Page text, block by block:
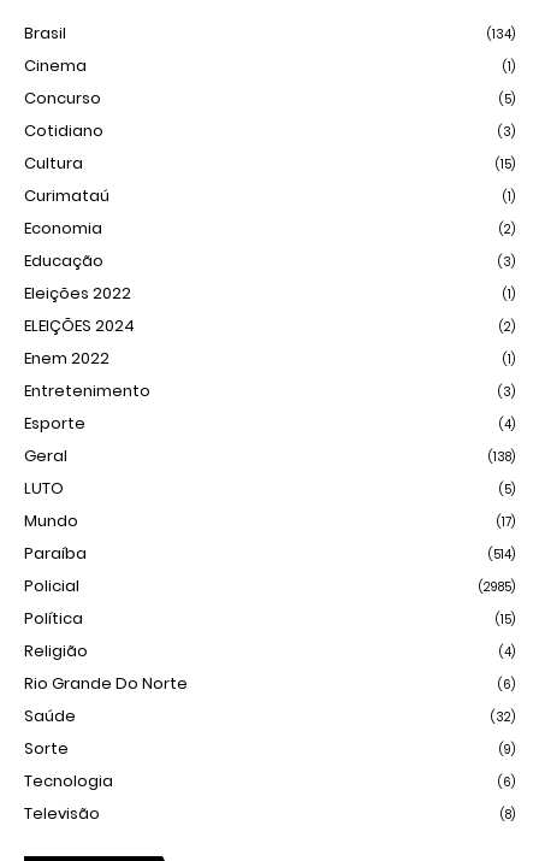
Brasil (134)
Cinema (1)
Concurso (5)
Cotidiano (3)
Cultura (15)
Curimataú (1)
Economia (2)
Educação (3)
Eleições 2022 (1)
ELEIÇÕES 2024 (2)
Enem 2022 (1)
Entretenimento (3)
Esporte (4)
Geral (138)
LUTO (5)
Mundo (17)
Paraíba (514)
Policial (2985)
Política (15)
Religião (4)
Rio Grande Do Norte (6)
Saúde (32)
Sorte (9)
Tecnologia (6)
Televisão (8)